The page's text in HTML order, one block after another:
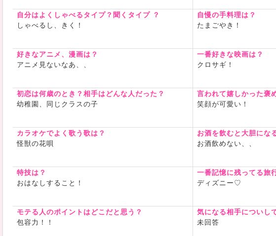
自分はよくしゃべるタイプ？聞くタイプ ？
しゃべるし、きく！
自慢の手料理は？
たまごやき！
好きなアニメ、漫画は？
アニメ見ないなあ、、
一番好きな映画は？
クロサギ！
初恋は何歳のとき？相手はどんな人だった？
幼稚園、同じクラスの子
言われて嬉しかった褒
笑顔が可愛い！
カラオケでよく歌う歌は？
怪獣の花唄
お酒を飲むと大胆にな
お酒飲めない、、
特技は？
おはなしすること！
一番記憶に残ってる旅
ディズニー♡
モテる人のポイントはどこだと思う？
包容力！！
気になる相手についし
未回答